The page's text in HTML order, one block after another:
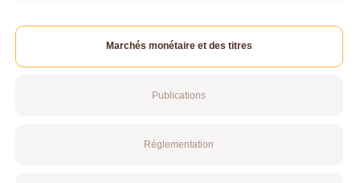
Marchés monétaire et des titres
Publications
Réglementation